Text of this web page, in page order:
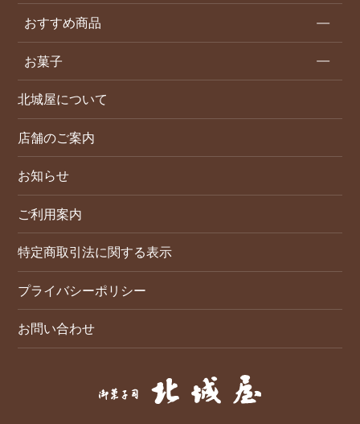
おすすめ商品
お菓子
北城屋について
店舗のご案内
お知らせ
ご利用案内
特定商取引法に関する表示
プライバシーポリシー
お問い合わせ